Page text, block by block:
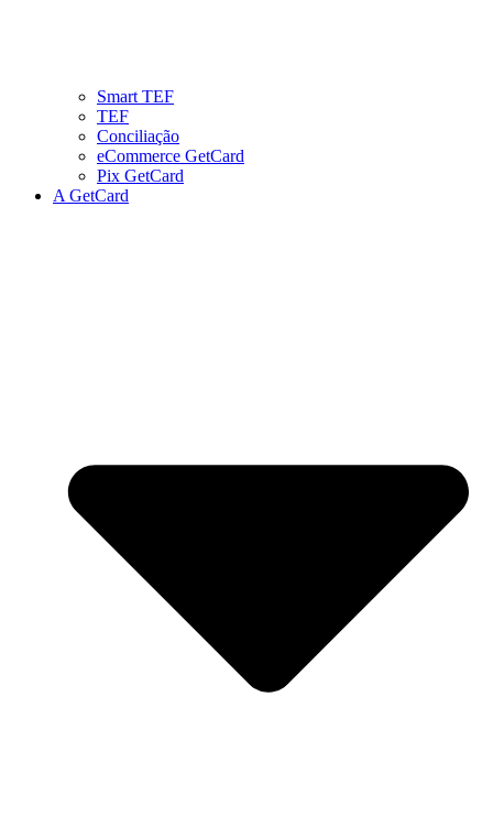
Smart TEF
TEF
Conciliação
eCommerce GetCard
Pix GetCard
A GetCard